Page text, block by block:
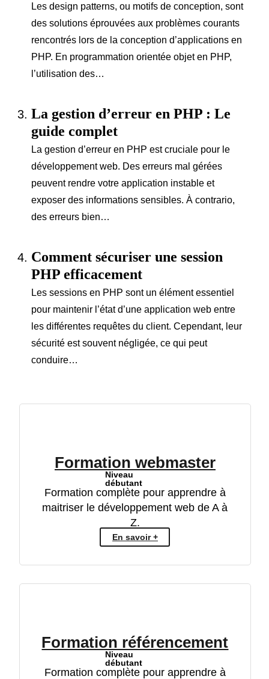
Les design patterns, ou motifs de conception, sont
des solutions éprouvées aux problèmes courants
rencontrés lors de la conception d’applications en
PHP. En programmation orientée objet en PHP,
l’utilisation des…
La gestion d’erreur en PHP : Le
guide complet
La gestion d’erreur en PHP est cruciale pour le
développement web. Des erreurs mal gérées
peuvent rendre votre application instable et
exposer des informations sensibles. À contrario,
des erreurs bien…
Comment sécuriser une session
PHP efficacement
Les sessions en PHP sont un élément essentiel
pour maintenir l’état d’une application web entre
les différentes requêtes du client. Cependant, leur
sécurité est souvent négligée, ce qui peut
conduire…
Formation webmaster
Niveau
débutant
Formation complète pour apprendre à
maitriser le développement web de A à
Z.
En savoir +
Formation référencement
Niveau
débutant
Formation complète pour apprendre à